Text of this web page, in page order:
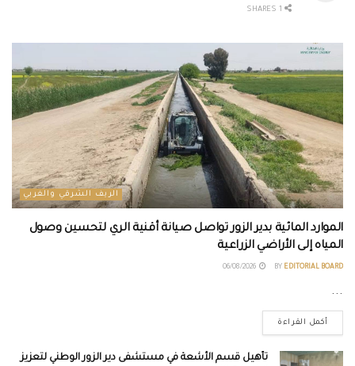
الريف الشرقي والغربي
الموارد المائية بدير الزور تواصل صيانة أقنية الري لتحسين وصول
المياه إلى الأراضي الزراعية
BY EDITORIAL BOARD
...
أكمل القراءة
تأهيل قسم الأشعة في مستشفى دير الزور الوطني لتعزيز